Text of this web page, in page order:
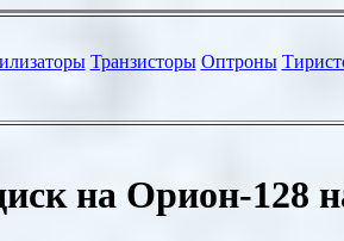
на Орион-128